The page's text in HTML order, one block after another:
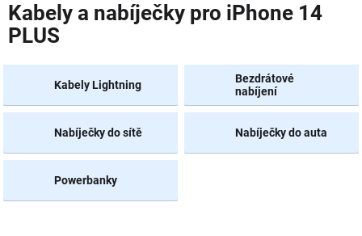
MACBOOK
AIRPODS
AIRTAG
OSTATNÍ
ZNAČKY
%
ZBOŽÍ
Kabely a nabíječky pro iPhone 14
PLUS
Kabely Lightning
Bezdrátové
nabíjení
Nabíječky do sítě Nabíječky do auta
Powerbanky